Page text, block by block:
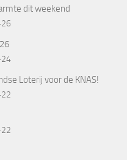
dit weekend
24
Loterij voor de KNAS!